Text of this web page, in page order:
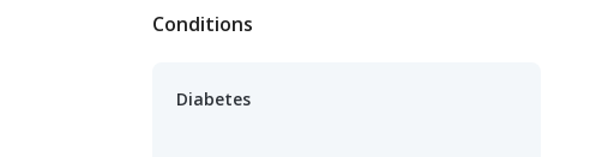
Conditions
Diabetes